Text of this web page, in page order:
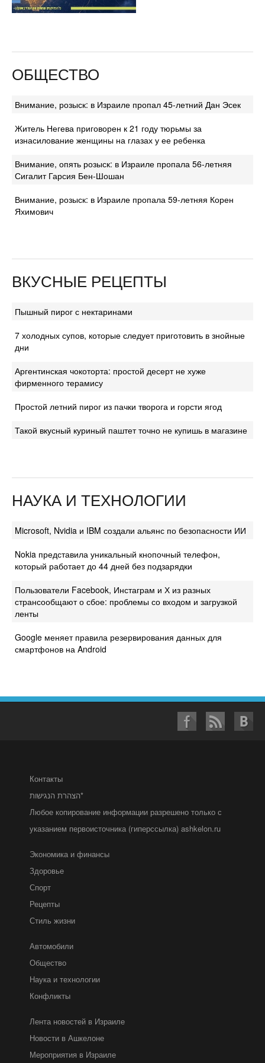
ОБЩЕСТВО
Внимание, розыск: в Израиле пропал 45-летний Дан Эсек
Житель Негева приговорен к 21 году тюрьмы за
изнасилование женщины на глазах у ее ребенка
Внимание, опять розыск: в Израиле пропала 56-летняя
Сигалит Гарсия Бен-Шошан
Внимание, розыск: в Израиле пропала 59-летняя Корен
Яхимович
ВКУСНЫЕ РЕЦЕПТЫ
Пышный пирог с нектаринами
7 холодных супов, которые следует приготовить в знойные
дни
Аргентинская чокоторта: простой десерт не хуже
фирменного терамису
Простой летний пирог из пачки творога и горсти ягод
Такой вкусный куриный паштет точно не купишь в магазине
НАУКА И ТЕХНОЛОГИИ
Microsoft, Nvidia и IBM создали альянс по безопасности ИИ
Nokia представила уникальный кнопочный телефон,
который работает до 44 дней без подзарядки
Пользователи Facebook, Инстаграм и Х из разных
странсообщают о сбое: проблемы со входом и загрузкой
ленты
Google меняет правила резервирования данных для
смартфонов на Android
Контакты
הצהרת הנגישות*
Любое копирование информации разрешено только с
указанием первоисточника (гиперссылка) ashkelon.ru
Экономика и финансы
Здоровье
Спорт
Рецепты
Стиль жизни
Автомобили
Общество
Наука и технологии
Конфликты
Лента новостей в Израиле
Новости в Ашкелоне
Мероприятия в Израиле